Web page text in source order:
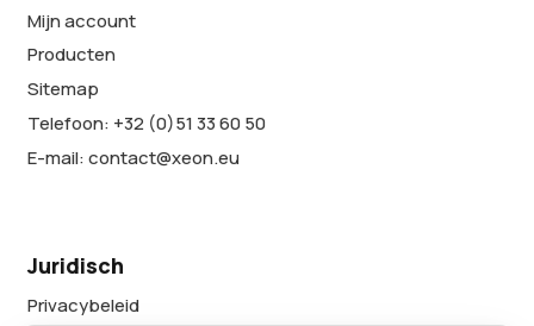
Mijn account
Producten
Sitemap
Telefoon: +32 (0)51 33 60 50
E-mail: contact@xeon.eu
Juridisch
Privacybeleid